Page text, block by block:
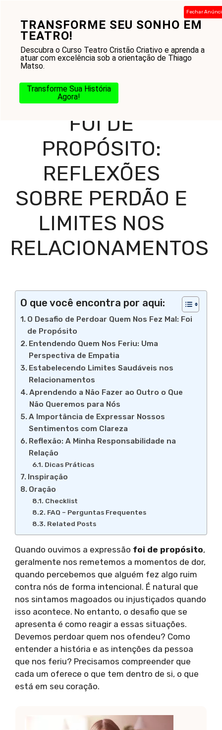
TRANSFORME SEU SONHO EM
TEATRO!
Descubra o Curso Teatro Cristão Criativo e aprenda a
atuar com excelência sob a orientação de Thiago
Matso.
Transforme Sua História
Agora!
Fechar
conteúdo
Menu
de Propósito: Reflexões Sobre Perdão e Limites nos
Relacionamentos
FOI DE
PROPÓSITO:
REFLEXÕES
SOBRE PERDÃO E
LIMITES NOS
RELACIONAMENTOS
O que você encontra por aqui:
O Desafio de Perdoar Quem Nos Fez Mal: Foi
de Propósito
Entendendo Quem Nos Feriu: Uma
Perspectiva de Empatia
Estabelecendo Limites Saudáveis nos
Relacionamentos
Aprendendo a Não Fazer ao Outro o Que
Não Queremos para Nós
A Importância de Expressar Nossos
Sentimentos com Clareza
Reflexão: A Minha Responsabilidade na
Relação
Dicas Práticas
Inspiração
Oração
Checklist
FAQ – Perguntas Frequentes
Related Posts
Quando ouvimos a expressão foi de propósito,
geralmente nos remetemos a momentos de dor,
quando percebemos que alguém fez algo ruim
contra nós de forma intencional. É natural que
nos sintamos magoados ou injustiçados quando
isso acontece. No entanto, o desafio que se
apresenta é como reagir a essas situações.
Devemos perdoar quem nos ofendeu? Como
entender a história e as intenções da pessoa
que nos feriu? Precisamos compreender que
cada um oferece o que tem dentro de si, o que
está em seu coração.